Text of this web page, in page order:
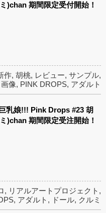
)chan 期間限定受付開始！
作, 胡桃, レビュー, サンプル,
画像, PINK DROPS, アダルト
乳娘!!! Pink Drops #23 胡
)chan 期間限定受注開始！
, リアルアートプロジェクト ,
, アダルト , ドール, クルミ